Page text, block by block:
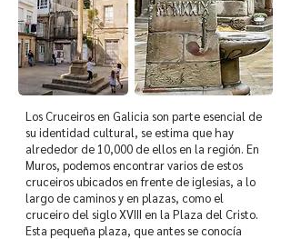
Los Cruceiros en Galicia son parte esencial de
su identidad cultural, se estima que hay
alrededor de 10,000 de ellos en la región. En
Muros, podemos encontrar varios de estos
cruceiros ubicados en frente de iglesias, a lo
largo de caminos y en plazas, como el
cruceiro del siglo XVIII en la Plaza del Cristo.
Esta pequeña plaza, que antes se conocía